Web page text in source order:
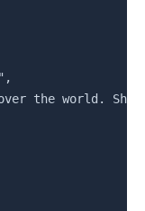
the world.